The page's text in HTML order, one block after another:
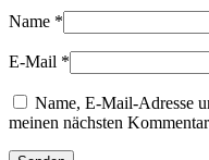
Name *
E-Mail *
Name, E-Mail-Adresse
meinen nächsten